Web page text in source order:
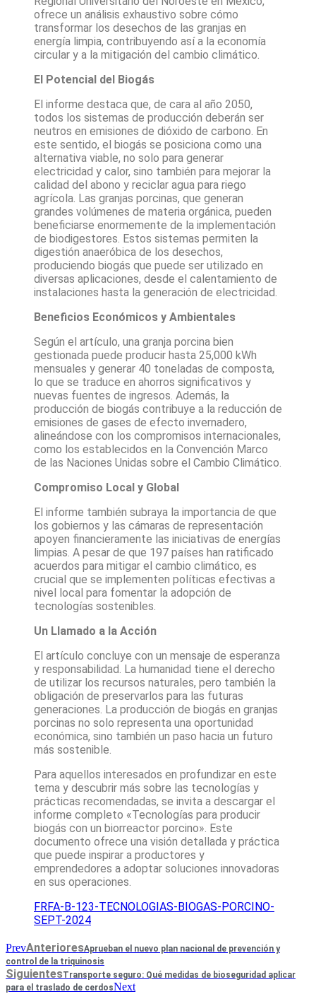
ofrece un análisis exhaustivo sobre cómo
transformar los desechos de las granjas en
energía limpia, contribuyendo así a la economía
circular y a la mitigación del cambio climático.
El Potencial del Biogás
El informe destaca que, de cara al año 2050,
todos los sistemas de producción deberán ser
neutros en emisiones de dióxido de carbono. En
este sentido, el biogás se posiciona como una
alternativa viable, no solo para generar
electricidad y calor, sino también para mejorar la
calidad del abono y reciclar agua para riego
agrícola. Las granjas porcinas, que generan
grandes volúmenes de materia orgánica, pueden
beneficiarse enormemente de la implementación
de biodigestores. Estos sistemas permiten la
digestión anaeróbica de los desechos,
produciendo biogás que puede ser utilizado en
diversas aplicaciones, desde el calentamiento de
instalaciones hasta la generación de electricidad.
Beneficios Económicos y Ambientales
Según el artículo, una granja porcina bien
gestionada puede producir hasta 25,000 kWh
mensuales y generar 40 toneladas de composta,
lo que se traduce en ahorros significativos y
nuevas fuentes de ingresos. Además, la
producción de biogás contribuye a la reducción de
emisiones de gases de efecto invernadero,
alineándose con los compromisos internacionales,
como los establecidos en la Convención Marco
de las Naciones Unidas sobre el Cambio Climático.
Compromiso Local y Global
El informe también subraya la importancia de que
los gobiernos y las cámaras de representación
apoyen financieramente las iniciativas de energías
limpias. A pesar de que 197 países han ratificado
acuerdos para mitigar el cambio climático, es
crucial que se implementen políticas efectivas a
nivel local para fomentar la adopción de
tecnologías sostenibles.
Un Llamado a la Acción
El artículo concluye con un mensaje de esperanza
y responsabilidad. La humanidad tiene el derecho
de utilizar los recursos naturales, pero también la
obligación de preservarlos para las futuras
generaciones. La producción de biogás en granjas
porcinas no solo representa una oportunidad
económica, sino también un paso hacia un futuro
más sostenible.
Para aquellos interesados en profundizar en este
tema y descubrir más sobre las tecnologías y
prácticas recomendadas, se invita a descargar el
informe completo «Tecnologías para producir
biogás con un biorreactor porcino». Este
documento ofrece una visión detallada y práctica
que puede inspirar a productores y
emprendedores a adoptar soluciones innovadoras
en sus operaciones.
FRFA-B-123-TECNOLOGIAS-BIOGAS-PORCINO-
SEPT-2024
PrevAnterioresAprueban el nuevo plan nacional de prevención y
control de la triquinosis
SiguientesTransporte seguro: Qué medidas de bioseguridad aplicar
para el traslado de cerdosNext